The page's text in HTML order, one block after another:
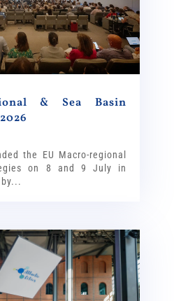
& Sea Basin
the EU Macro-regional
on 8 and 9 July in